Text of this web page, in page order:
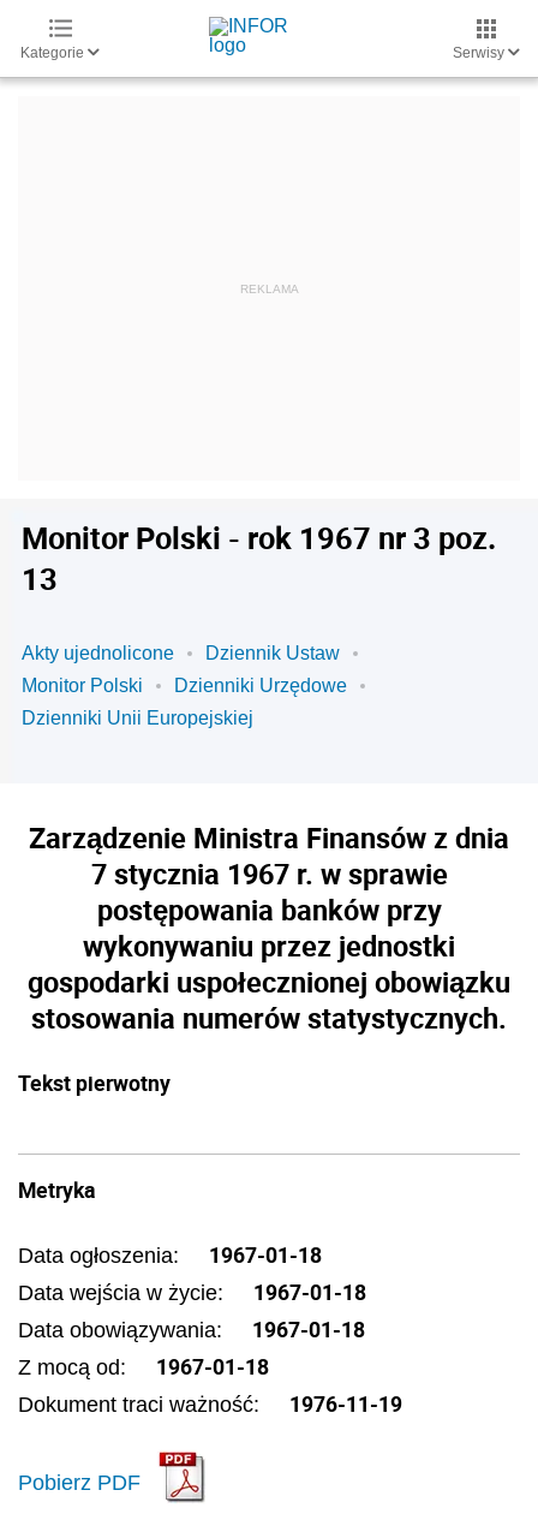
Kategorie Serwisy
Monitor Polski - rok 1967 nr 3 poz.
13
Akty ujednolicone
Dziennik Ustaw
Monitor Polski
Dzienniki Urzędowe
Dzienniki Unii Europejskiej
Zarządzenie Ministra Finansów z dnia
7 stycznia 1967 r. w sprawie
postępowania banków przy
wykonywaniu przez jednostki
gospodarki uspołecznionej obowiązku
stosowania numerów statystycznych.
Tekst pierwotny
Metryka
Data ogłoszenia: 1967-01-18
Data wejścia w życie: 1967-01-18
Data obowiązywania: 1967-01-18
Z mocą od: 1967-01-18
Dokument traci ważność: 1976-11-19
Pobierz PDF